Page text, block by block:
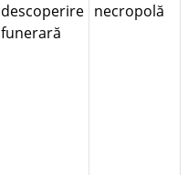
descoperire
funerară
necropolă